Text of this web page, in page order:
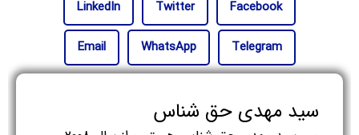
Facebook
Twitter
LinkedIn
Telegram
WhatsApp
Email
سید مهدی حق شناس